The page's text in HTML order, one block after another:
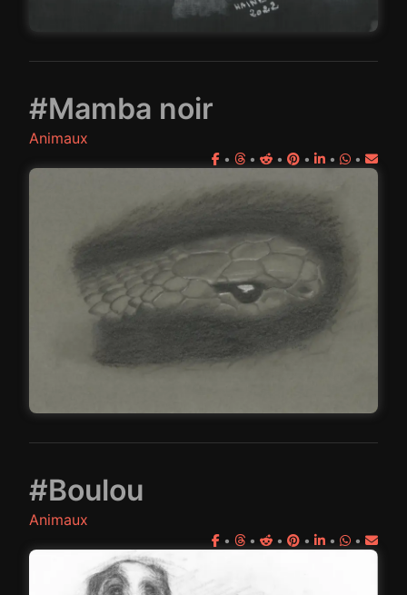
#Mamba noir
Animaux
• • • • • •
#Boulou
Animaux
• • • • • •